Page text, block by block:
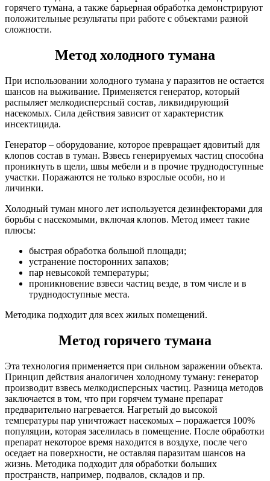
горячего тумана, а также барьерная обработка демонстрируют
положительные результаты при работе с объектами разной
сложности.
Метод холодного тумана
При использовании холодного тумана у паразитов не остается
шансов на выживание. Применяется генератор, который
распыляет мелкодисперсный состав, ликвидирующий
насекомых. Сила действия зависит от характеристик
инсектицида.
Генератор – оборудование, которое превращает ядовитый для
клопов состав в туман. Взвесь генерируемых частиц способна
проникнуть в щели, швы мебели и в прочие труднодоступные
участки. Поражаются не только взрослые особи, но и
личинки.
Холодный туман много лет используется дезинфекторами для
борьбы с насекомыми, включая клопов. Метод имеет такие
плюсы:
быстрая обработка большой площади;
устранение посторонних запахов;
пар невысокой температуры;
проникновение взвеси частиц везде, в том числе и в
труднодоступные места.
Методика подходит для всех жилых помещений.
Метод горячего тумана
Эта технология применяется при сильном заражении объекта.
Принцип действия аналогичен холодному туману: генератор
производит взвесь мелкодисперсных частиц. Разница методов
заключается в том, что при горячем тумане препарат
предварительно нагревается. Нагретый до высокой
температуры пар уничтожает насекомых – поражается 100%
популяции, которая заселилась в помещение. После обработки
препарат некоторое время находится в воздухе, после чего
оседает на поверхности, не оставляя паразитам шансов на
жизнь. Методика подходит для обработки больших
пространств, например, подвалов, складов и пр.